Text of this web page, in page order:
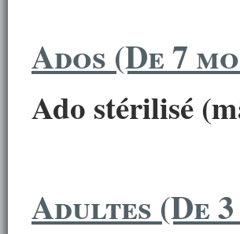
Ados (De 7
Ado stérilisé
Adultes (De 3